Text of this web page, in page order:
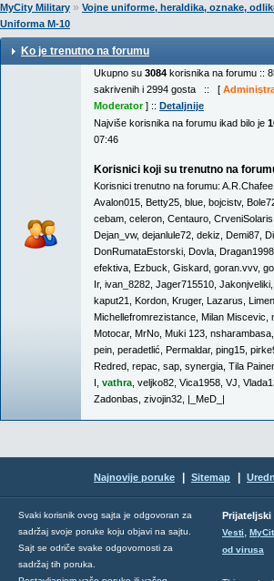
MyCity Military » Vojne uniforme, heraldika, oznake,
Uniforma M-10
Ko je trenutno na forumu
Ukupno su 3084 korisnika na forumu ::
sakrivenih i 2994 gosta :: [
Moderator] :: Detaljnije
Najviše korisnika na forumu ikad bilo je
07:46
Korisnici koji su trenutno na
Korisnici trenutno na forumu:
Avalon015 Betty25 blue bojcistv,
cebam celeron Centauro CrveniSolaris
Dejan_vw, dejanlule72 dekiz Demi87
DonRumataEstorski Dovla Dragan1998
efektiva Ezbuck Giskard goran.vvv,
Ir, ivan_8282 Jager715510 Jakonjveliki
kaput21
Kordon Kruger, Lazarus
Michellefromrezistance Milan Miscevic
Motocar, MrNo Muki 123 nsharambasa
pein peradetlić Permaldar, ping15
Redred repac sap synergia Tila
I vathra veljko82 Vica1958 VJ
Zadonbas zivojin32 |_MeD_|
Najnovije poruke Sitemap
Svaki korisnik ovog sajta je odgovoran za
sadržaj svoje poruke koju objavi na sajtu.
Sajt se odriče svake odgovornosti za
sadržaj tih poruka.
Prijateljski
Vesti,
od virusa